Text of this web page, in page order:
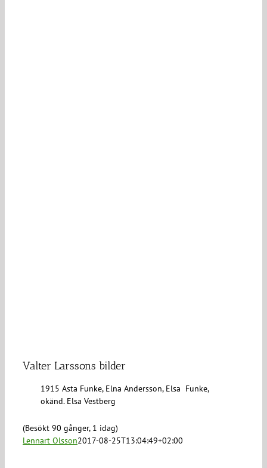
Valter Larssons bilder
1915 Asta Funke, Elna Andersson, Elsa Funke,
okänd. Elsa Vestberg
(Besökt 90 gånger, 1 idag)
Lennart Olsson2017-08-25T13:04:49+02:00